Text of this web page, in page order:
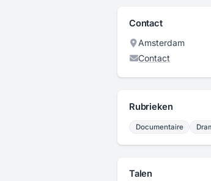
Contact
Amsterdam
Contact
Rubrieken
Documentaire
Talen